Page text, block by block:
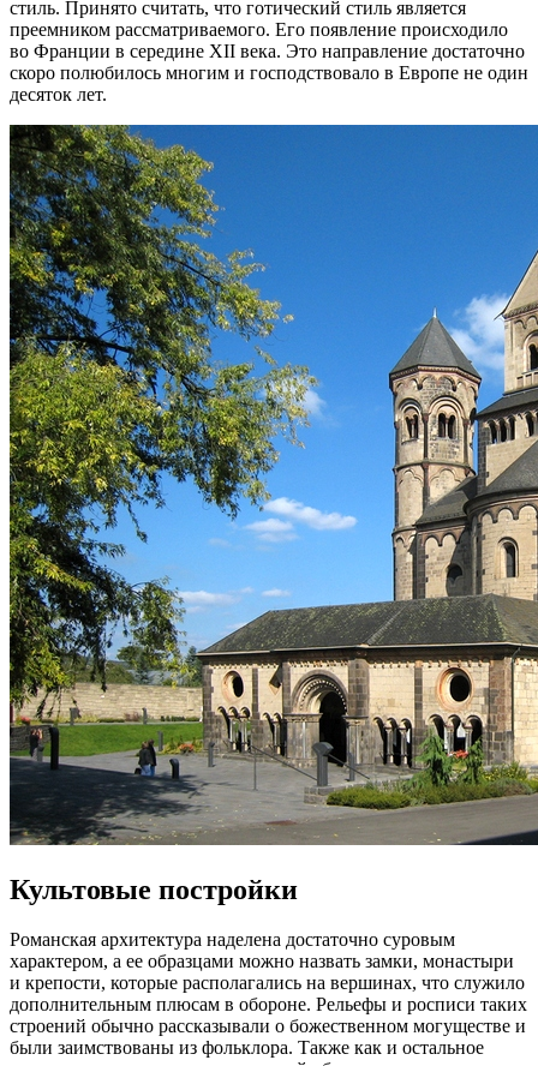
стиль. Принято считать, что готический стиль является
преемником рассматриваемого. Его появление происходило
во Франции в середине XII века. Это направление достаточно
скоро полюбилось многим и господствовало в Европе не один
десяток лет.
Культовые постройки
Романская архитектура наделена достаточно суровым
характером, а ее образцами можно назвать замки, монастыри
и крепости, которые располагались на вершинах, что служило
дополнительным плюсам в обороне. Рельефы и росписи таких
строений обычно рассказывали о божественном могуществе и
были заимствованы из фольклора. Также как и остальное